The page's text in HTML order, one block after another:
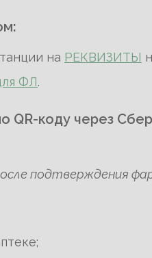
на РЕКВИЗИТЫ
ФЛ.
QR-коду через
подтверждения